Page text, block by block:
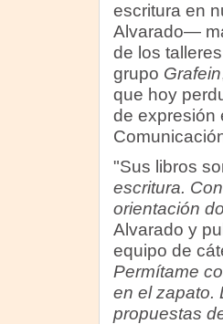
escritura en
Alvarado—
de los
grupo Grafein
que hoy
de expresión
"Sus libros
escritura.
orientación
Alvarado y
equipo de
Permítame
en el zapato.
propuestas